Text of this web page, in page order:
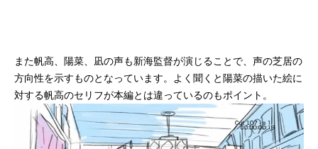
また帆高、陽菜、凪の声も新海監督が演じることで、声の芝居の
方向性を示すものとなっています。よく聞くと陽菜の描いた絵に
対する帆高のセリフが本編とは違っているのもポイント。